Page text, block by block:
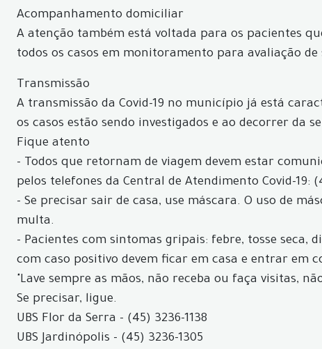
Acompanhamento domiciliar
A atenção também está voltada para os pacientes
todos os casos em monitoramento para avaliação de
Transmissão
A transmissão da Covid-19 no município já está
os casos estão sendo investigados e ao decorrer da
Fique atento
- Todos que retornam de viagem devem estar
pelos telefones da Central de Atendimento Covid-19:
- Se precisar sair de casa, use máscara. O uso de
multa.
- Pacientes com sintomas gripais: febre, tosse
com caso positivo devem ficar em casa e entrar em
"Lave sempre as mãos, não receba ou faça visitas,
Se precisar, ligue.
UBS Flor da Serra - (45) 3236-1138
UBS Jardinópolis - (45) 3236-1305